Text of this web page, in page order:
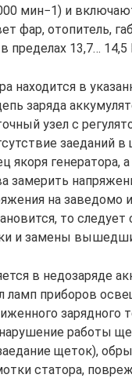
мин−1) и
фар, отопитель,
пределах 13,7… 14,5
находится в
заряда
узел с
заеданий
якоря генератора,
замерить
на заведомо
то следует
и замены
в недозаряде
ламп приборов
зарядного
работы
щеток),
статора,